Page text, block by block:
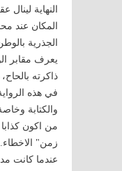
النهاية لينال
المكان عند
الجذرية
يعرف مقابر
ذاكرته
في هذه
والكتابة
من اكون
زمن" الاخطاء.